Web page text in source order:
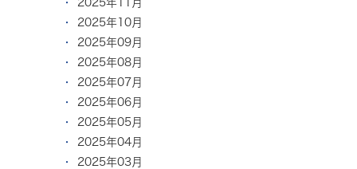
2025年11月
2025年10月
2025年09月
2025年08月
2025年07月
2025年06月
2025年05月
2025年04月
2025年03月